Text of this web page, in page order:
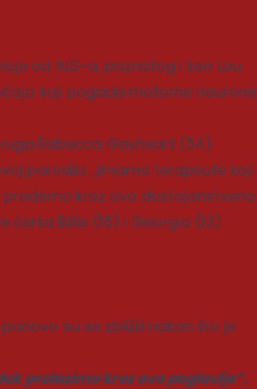
od ALS-a, poznatog i kao Lou
koji pogađa motorne neurone
Rebecca Gayheart (54)
porodici. „Imamo terapeute koji
kroz ovo dostojanstveno
ćerke Billie (15) i Georgia (13)
su se zbližili nakon što je
prolazimo kroz ovo poglavlje“,